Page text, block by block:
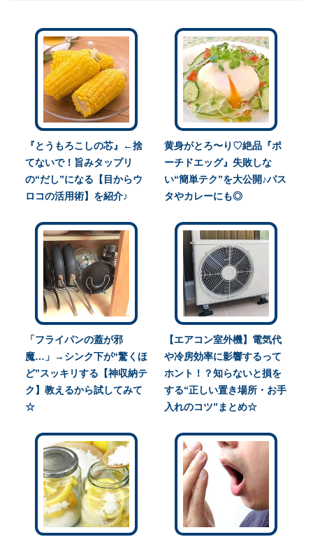
『とうもろこしの芯』←捨
てないで！旨みタップリ
の“だし”になる【目からウ
ロコの活用術】を紹介♪
黄身がとろ〜り♡絶品『ポ
ーチドエッグ』失敗しな
い“簡単テク”を大公開♪パス
タやカレーにも◎
「フライパンの蓋が邪
魔…」→シンク下が“驚くほ
ど”スッキリする【神収納テ
ク】教えるから試してみて
☆
【エアコン室外機】電気代
や冷房効率に影響するって
ホント！？知らないと損を
する“正しい置き場所・お手
入れのコツ”まとめ☆